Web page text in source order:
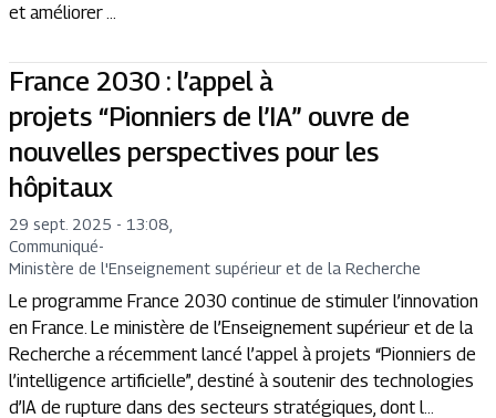
et améliorer ...
France 2030 : l’appel à
projets “Pionniers de l’IA” ouvre de
nouvelles perspectives pour les
hôpitaux
29 sept. 2025 - 13:08,
Communiqué-
Ministère de l'Enseignement supérieur et de la Recherche
Le programme France 2030 continue de stimuler l’innovation
en France. Le ministère de l’Enseignement supérieur et de la
Recherche a récemment lancé l’appel à projets “Pionniers de
l’intelligence artificielle”, destiné à soutenir des technologies
d’IA de rupture dans des secteurs stratégiques, dont l...